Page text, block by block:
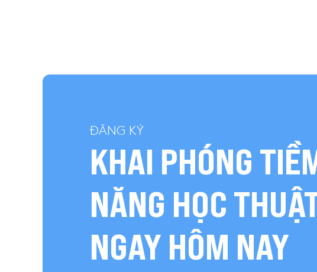
ĐĂNG KÝ
KHAI PHÓNG
NĂNG HỌC
NGAY HÔM NAY